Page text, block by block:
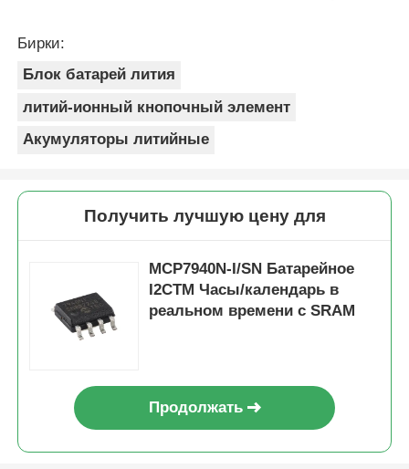
Бирки:
Блок батарей лития
литий-ионный кнопочный элемент
Акумуляторы литийные
Получить лучшую цену для
MCP7940N-I/SN Батарейное
I2CTM Часы/календарь в
реальном времени с SRAM
Продолжать